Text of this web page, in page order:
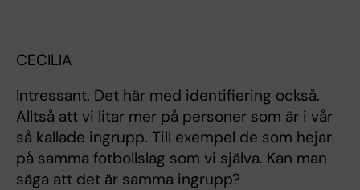
CECILIA
Intressant. Det här med identifiering också.
Alltså att vi litar mer på personer som är i vår
så kallade ingrupp. Till exempel de som hejar
på samma fotbollslag som vi själva. Kan man
säga att det är samma ingrupp?